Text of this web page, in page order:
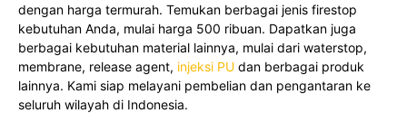
dengan harga termurah. Temukan berbagai jenis firestop
kebutuhan Anda, mulai harga 500 ribuan. Dapatkan juga
berbagai kebutuhan material lainnya, mulai dari waterstop,
membrane, release agent, injeksi PU dan berbagai produk
lainnya. Kami siap melayani pembelian dan pengantaran ke
seluruh wilayah di Indonesia.